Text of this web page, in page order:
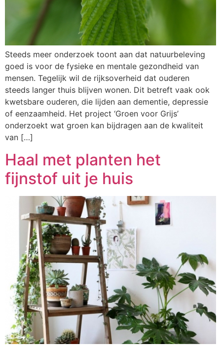
Steeds meer onderzoek toont aan dat natuurbeleving
goed is voor de fysieke en mentale gezondheid van
mensen. Tegelijk wil de rijksoverheid dat ouderen
steeds langer thuis blijven wonen. Dit betreft vaak ook
kwetsbare ouderen, die lijden aan dementie, depressie
of eenzaamheid. Het project ‘Groen voor Grijs’
onderzoekt wat groen kan bijdragen aan de kwaliteit
van […]
Haal met planten het
fijnstof uit je huis